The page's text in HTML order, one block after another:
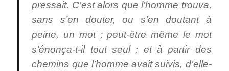
pressait. C’est alors que l’homme trouva,
sans s’en douter, ou s’en doutant à
peine, un mot ; peut-être même le mot
s’énonça-t-il tout seul ; et à partir des
chemins que l’homme avait suivis, d’elle-